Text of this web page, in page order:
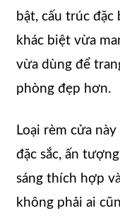
bật, cấu trúc đặc
khác biệt vừa
vừa dùng để
phòng đẹp hơn.
Loại rèm cửa
đặc sắc, ấn
sáng thích hợp
không phải ai